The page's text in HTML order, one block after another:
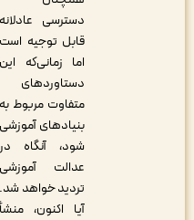
دسترسی عادلانه
قابل توجیه است
اما زمانی‌که این
دستاوردهای
متفاوت مربوط به
بنیادهای آموزشی
شود، آنگاه در
عدالت آموزشی
تردید خواهد شد.
آیا اکنون، منشأ